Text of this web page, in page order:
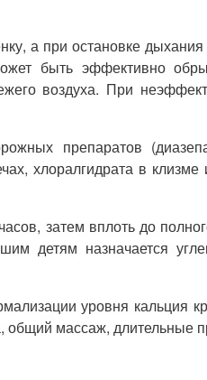
а при остановке
быть эффективно
воздуха. При
препаратов
хлоралгидрата в
затем вплоть до
детям назначается
уровня
массаж, длительные